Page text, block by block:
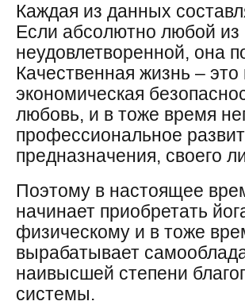
Каждая из данных
Если абсолютно любой из
неудовлетворенной, она
Качественная жизнь –
экономическая
любовь, и в тоже время
профессиональное
предназначения, своего
Поэтому в настоящее
начинает приобретать
физическому и в тоже
вырабатывает
наивысшей степени
системы.